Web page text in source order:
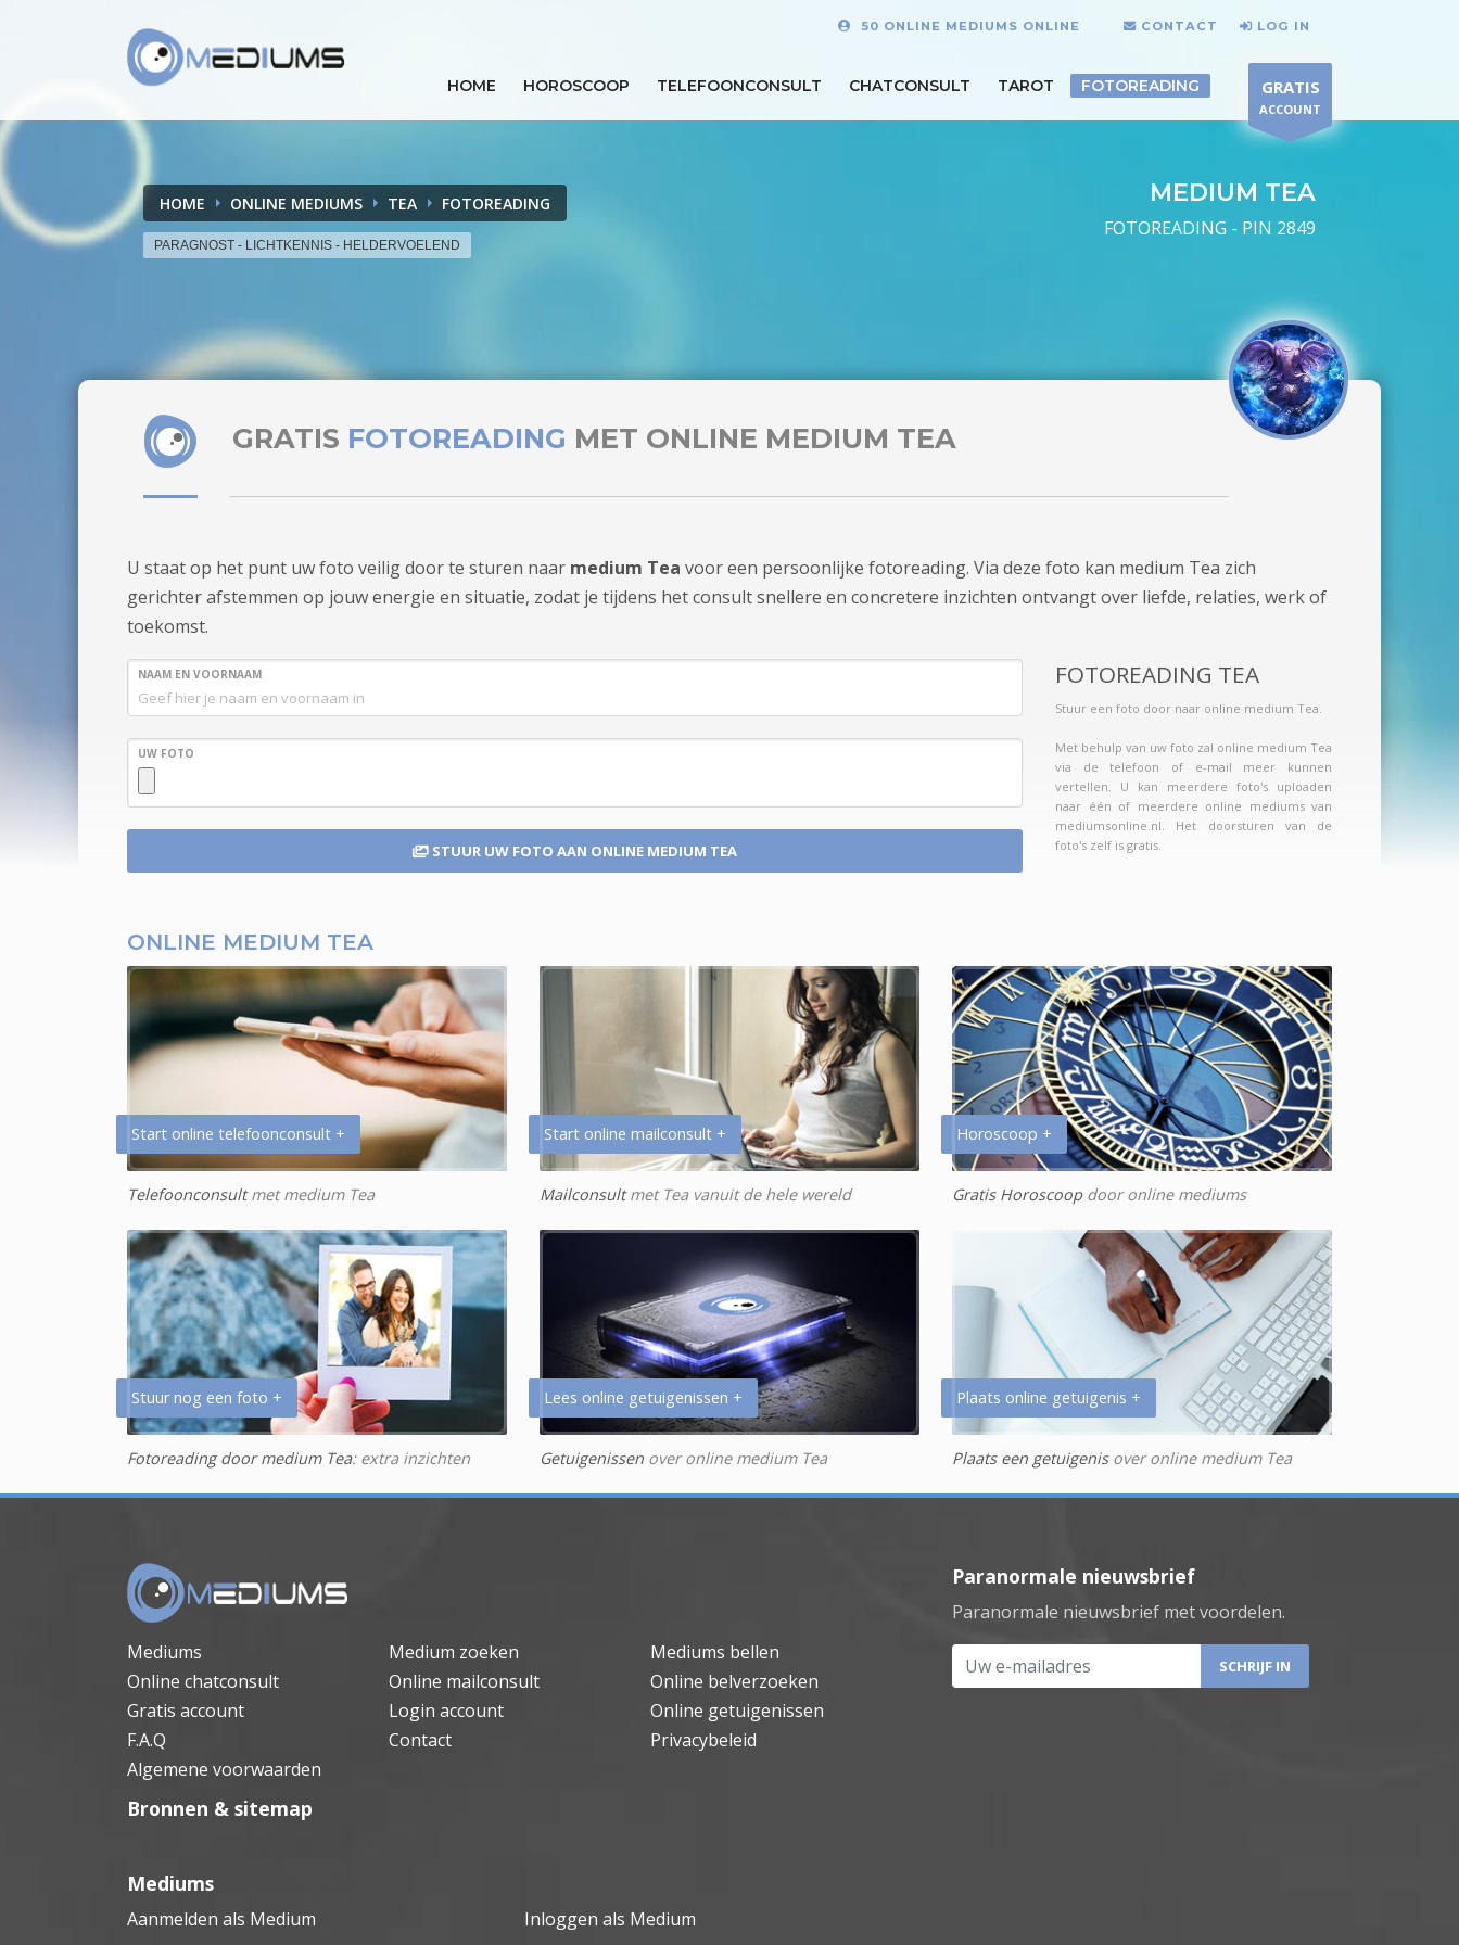
50 ONLINE MEDIUMS ONLINE CONTACT LOG IN
HOME HOROSCOOP TELEFOONCONSULT CHATCONSULT TAROT FOTOREADING GRATIS
ACCOUNT
HOME ONLINE MEDIUMS TEA FOTOREADING
PARAGNOST - LICHTKENNIS - HELDERVOELEND
MEDIUM TEA
FOTOREADING - PIN 2849
GRATIS FOTOREADING MET ONLINE MEDIUM TEA
U staat op het punt uw foto veilig door te sturen naar medium Tea voor een persoonlijke fotoreading. Via deze foto kan medium Tea zich
gerichter afstemmen op jouw energie en situatie, zodat je tijdens het consult snellere en concretere inzichten ontvangt over liefde, relaties, werk of
toekomst.
NAAM EN VOORNAAM
UW FOTO
STUUR UW FOTO AAN ONLINE MEDIUM TEA
FOTOREADING TEA
Stuur een foto door naar online medium Tea.
Met behulp van uw foto zal online medium Tea
via de telefoon of e-mail meer kunnen
vertellen. U kan meerdere foto's uploaden
naar één of meerdere online mediums van
mediumsonline.nl. Het doorsturen van de
foto's zelf is gratis.
ONLINE MEDIUM TEA
Start online telefoonconsult +
Telefoonconsultmet medium Tea
Start online mailconsult +
Mailconsultmet Tea vanuit de hele wereld
Horoscoop +
Gratis Horoscoopdoor online mediums
Stuur nog een foto +
Fotoreading door medium Tea: extra inzichten
Lees online getuigenissen +
Getuigenissen over online medium Tea
Plaats online getuigenis +
Plaats een getuigenisover online medium Tea
Mediums Medium zoeken
Mediums bellen
Online chatconsult
Online mailconsult
Online belverzoeken
Gratis account
Login account
Online getuigenissen
F.A.Q
Contact
Privacybeleid
Algemene voorwaarden
Paranormale nieuwsbrief
Paranormale nieuwsbrief met voordelen.
Uw e-mailadres
Bronnen & sitemap
Mediums
Aanmelden als Medium Inloggen als Medium